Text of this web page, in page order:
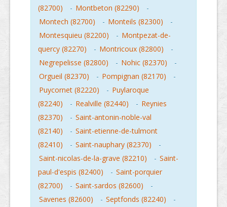
(82700)
- Montbeton (82290)
-
Montech (82700)
- Monteils (82300)
-
Montesquieu (82200)
- Montpezat-de-
quercy (82270)
- Montricoux (82800)
-
Negrepelisse (82800)
- Nohic (82370)
-
Orgueil (82370)
- Pompignan (82170)
-
Puycornet (82220)
- Puylaroque
(82240)
- Realville (82440) - Reynies
(82370)
- Saint-antonin-noble-val
(82140)
- Saint-etienne-de-tulmont
(82410)
- Saint-nauphary (82370)
-
Saint-nicolas-de-la-grave (82210)
- Saint-
paul-d'espis (82400)
- Saint-porquier
(82700)
- Saint-sardos (82600)
-
Savenes (82600)
- Septfonds (82240)
-